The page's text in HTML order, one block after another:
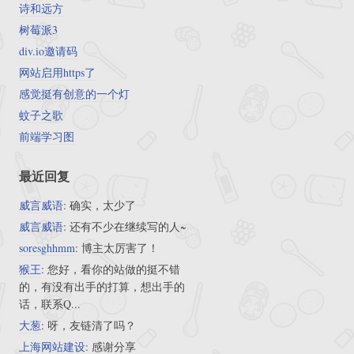
诗和远方
树莓派3
div.io邀请码
网站启用https了
感觉挺有创意的一个灯
蚊子之歌
前端学习图
最近回复
威言威语: 确实，太少了
威言威语: 还有不少在继续写的人~
soresghhmm: 博主太厉害了！
猴王: 您好，看你的站做的挺不错
的，有没有出手的打算，想出手的
话，联系Q...
大葱: 呀，友链清了吗？
上海网站建设: 感谢分享